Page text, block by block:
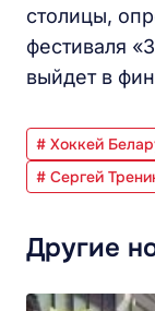
столицы,
фестиваля
выйдет в
# Хоккей
# Сергей
Другие